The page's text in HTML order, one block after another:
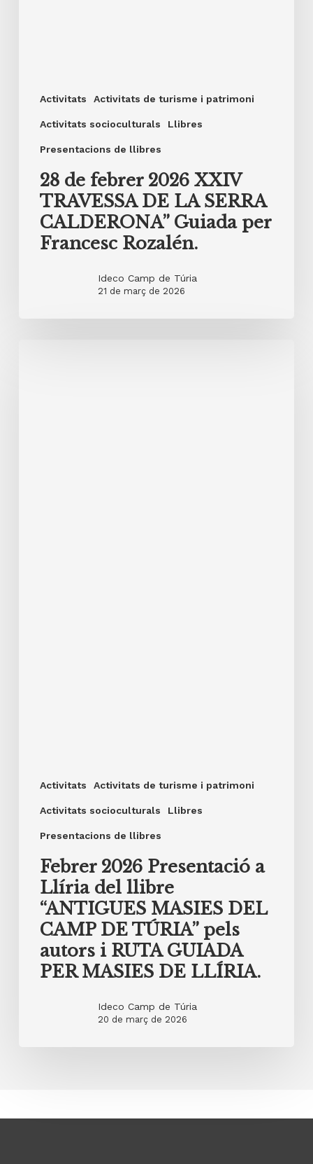
Activitats Activitats de turisme i patrimoni
Activitats socioculturals Llibres
Presentacions de llibres
28 de febrer 2026 XXIV
TRAVESSA DE LA SERRA
CALDERONA” Guiada per
Francesc Rozalén.
Ideco Camp de Túria
21 de març de 2026
Activitats Activitats de turisme i patrimoni
Activitats socioculturals Llibres
Presentacions de llibres
LLÍRIA.
Febrer 2026 Presentació a
Llíria del llibre
“ANTIGUES MASIES DEL
CAMP DE TÚRIA” pels
autors i RUTA GUIADA
PER MASIES DE LLÍRIA.
Ideco Camp de Túria
20 de març de 2026